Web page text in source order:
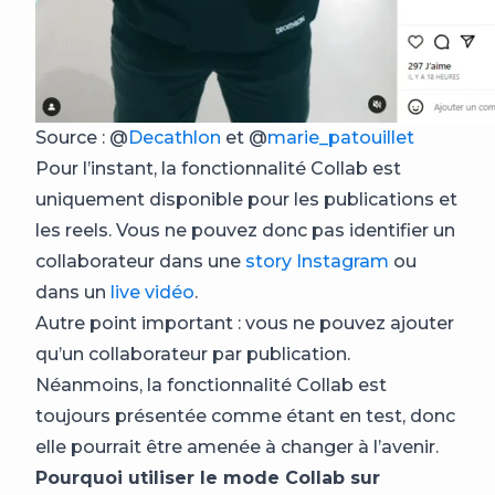
Source : @Decathlon et @marie_patouillet
Pour l’instant, la fonctionnalité Collab est
uniquement disponible pour les publications et
les reels. Vous ne pouvez donc pas identifier un
collaborateur dans une story Instagram ou
dans un live vidéo.
Autre point important : vous ne pouvez ajouter
qu’un collaborateur par publication.
Néanmoins, la fonctionnalité Collab est
toujours présentée comme étant en test, donc
elle pourrait être amenée à changer à l’avenir.
Pourquoi utiliser le mode Collab sur